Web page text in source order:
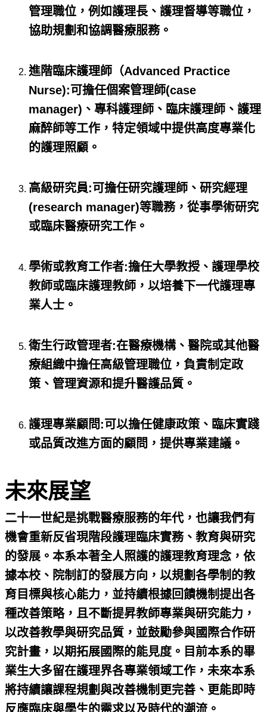
管理職位，例如護理長、護理督導等職位，
協助規劃和協調醫療服務。
進階臨床護理師（Advanced Practice
Nurse):可擔任個案管理師(case
manager)、專科護理師、臨床護理師、護理
麻醉師等工作，特定領域中提供高度專業化
的護理照顧。
高級研究員:可擔任研究護理師、研究經理
(research manager)等職務，從事學術研究
或臨床醫療研究工作。
學術或教育工作者:擔任大學教授、護理學校
教師或臨床護理教師，以培養下一代護理專
業人士。
衛生行政管理者:在醫療機構、醫院或其他醫
療組織中擔任高級管理職位，負責制定政
策、管理資源和提升醫護品質。
護理專業顧問:可以擔任健康政策、臨床實踐
或品質改進方面的顧問，提供專業建議。
未來展望
二十一世紀是挑戰醫療服務的年代，也讓我們有
機會重新反省現階段護理臨床實務、教育與研究
的發展。本系本著全人照護的護理教育理念，依
據本校、院制訂的發展方向，以規劃各學制的教
育目標與核心能力，並持續根據回饋機制提出各
種改善策略，且不斷提昇教師專業與研究能力，
以改善教學與研究品質，並鼓勵參與國際合作研
究計畫，以期拓展國際的能見度。目前本系的畢
業生大多留在護理界各專業領域工作，未來本系
將持續讓課程規劃與改善機制更完善、更能即時
反應臨床與學生的需求以及時代的潮流。